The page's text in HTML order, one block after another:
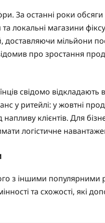
За останні роки
локальні магазини
доставляючи мільйони
про зростання
свідомо відкладають
у ритейлі: у жовтні
клієнтів. Для
логістичне
з іншими
та схожості, які